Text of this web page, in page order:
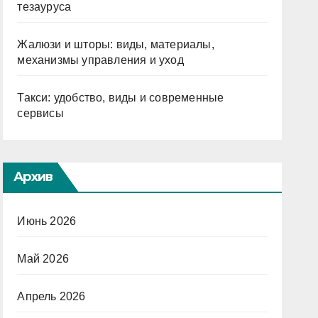
тезауруса
Жалюзи и шторы: виды, материалы,
механизмы управления и уход
Такси: удобство, виды и современные
сервисы
Архив
Июнь 2026
Май 2026
Апрель 2026